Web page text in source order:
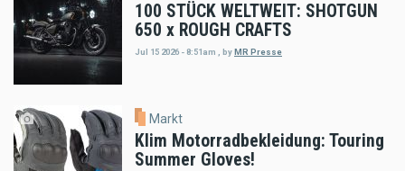
100 STÜCK WELTWEIT: SHOTGUN
650 x ROUGH CRAFTS
Jul 15 2026 - 8:51am , by MR Presse
Markt
Klim Motorradbekleidung: Touring
Summer Gloves!